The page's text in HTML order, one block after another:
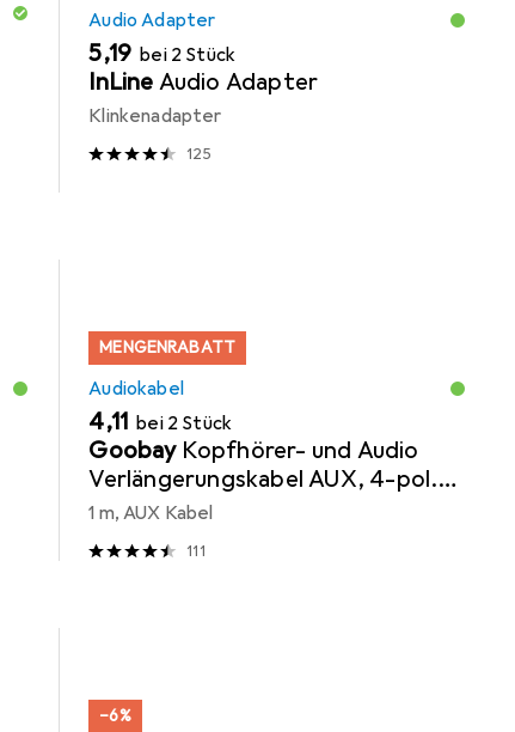
Audio Adapter
EUR
5,19 bei 2 Stück
InLine Audio Adapter
Klinkenadapter
125
MENGENRABATT
Audiokabel
EUR
4,11 bei 2 Stück
Goobay Kopfhörer- und Audio
Verlängerungskabel AUX, 4-pol.
3,5 mm slim, CU
1 m, AUX Kabel
111
−6%